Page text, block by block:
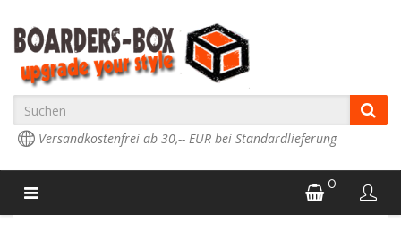
Versandkostenfrei ab 30,-- EUR bei Standardlieferung
0